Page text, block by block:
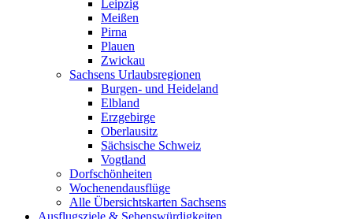
Leipzig
Meißen
Pirna
Plauen
Zwickau
Sachsens Urlaubsregionen
Burgen- und Heideland
Elbland
Erzgebirge
Oberlausitz
Sächsische Schweiz
Vogtland
Dorfschönheiten
Wochenendausflüge
Alle Übersichtskarten Sachsens
Ausflugsziele & Sehenswürdigkeiten